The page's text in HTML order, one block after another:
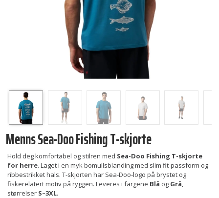
Menns Sea-Doo Fishing T-skjorte
Hold deg komfortabel og stilren med Sea-Doo Fishing T-skjorte
for herre. Laget i en myk bomullsblanding med slim fit-passform og
ribbestrikket hals. T-skjorten har Sea-Doo-logo på brystet og
fiskerelatert motiv på ryggen. Leveres i fargene Blå og Grå,
størrelser S–3XL.